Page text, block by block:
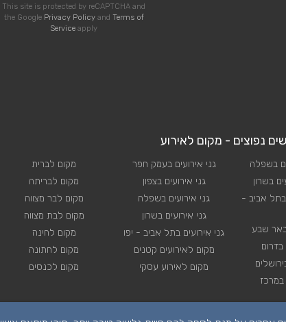
This site is protected by reCAPTCHA and
the Google Privacy Policyand Terms of
Service apply
נפוצים - מקום לאירוע
בשפלה
בשרון
בתל אביב -
שבע
בדרום
במרכז
גני אירועים בעמק חפר
גני אירועים בצפון
גני אירועים בשפלה
גני אירועים בשרון
גני אירועים בתל אביב - יפו
מקום לאירועים קטנים
מקום לאירוע עסקי
מקום לברית
מקום לבריתה
מקום לבר מצווה
מקום לבת מצווה
מקום לחינה
מקום לחתונה
מקום לכנסים